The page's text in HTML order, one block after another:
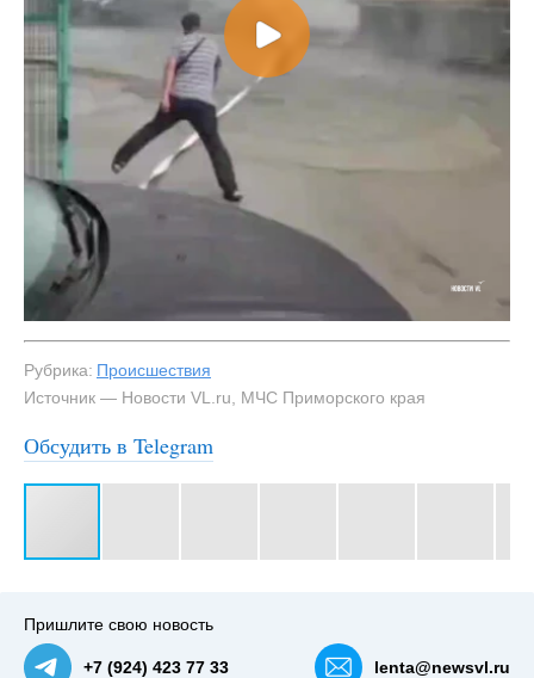
Рубрика: Происшествия
Источник — Новости VL.ru, МЧС Приморского края
Обсудить в Telegram
Пришлите свою новость
+7 (924) 423 77 33 lenta@newsvl.ru